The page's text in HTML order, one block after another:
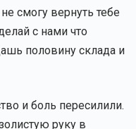
смогу вернуть тебе
с нами что
половину склада и
и боль пересилили.
руку в